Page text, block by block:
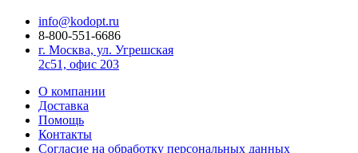
info@kodopt.ru
8-800-551-6686
г. Москва, ул. Угрешская
2с51, офис 203
О компании
Доставка
Помощь
Контакты
Согласие на обработку персональных данных